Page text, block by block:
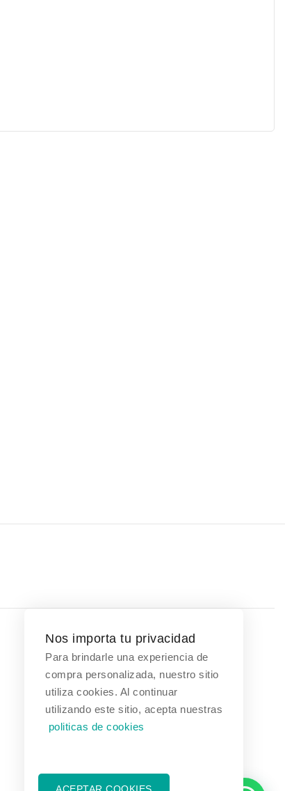
Contáctanos
(601) 608 3354
ventas@suministrosmedicos.co
Nos importa tu privacidad
Para brindarle una experiencia de
compra personalizada, nuestro sitio
utiliza cookies. Al continuar
utilizando este sitio, acepta nuestras
politicas de cookies